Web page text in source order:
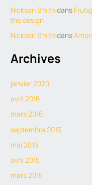
Nickson Smithdans
the design
Nickson Smithdans
Archives
janvier 2020
avril 2016
mars 2016
septembre 2015
mai 2015
avril 2015
mars 2015